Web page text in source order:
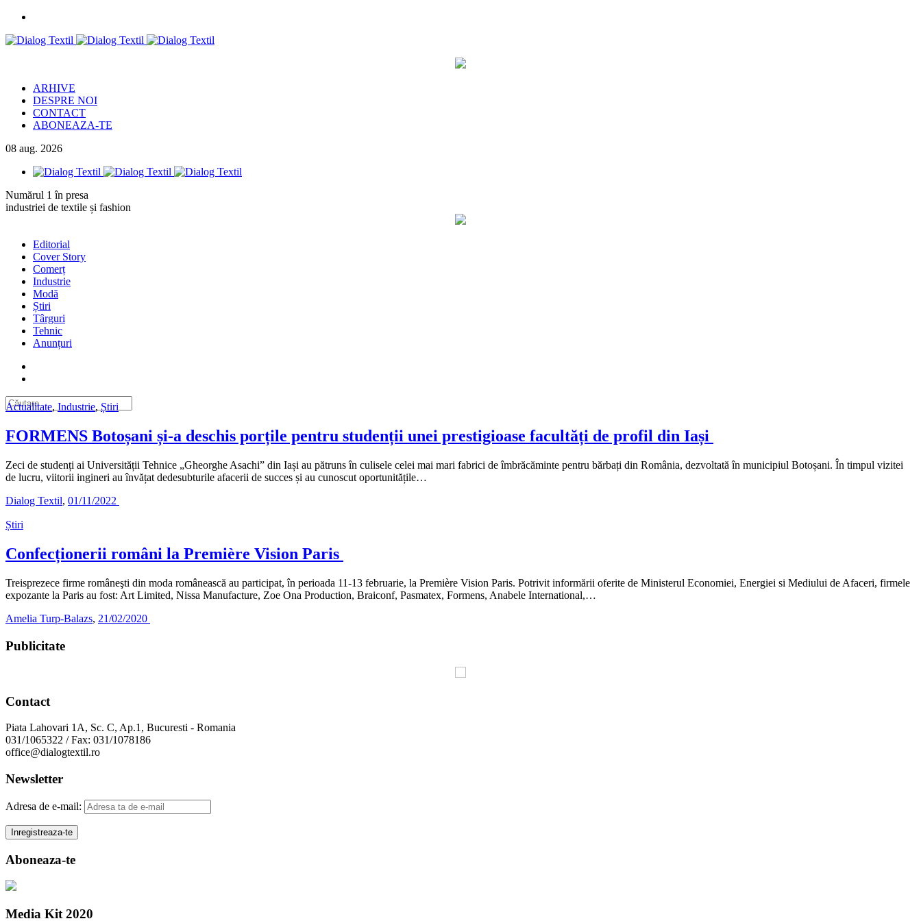
ARHIVE
DESPRE NOI
CONTACT
ABONEAZA-TE
08 aug. 2026
Numărul 1 în presa
industriei de textile și fashion
Editorial
Cover Story
Comerț
Industrie
Modă
Știri
Târguri
Tehnic
Anunțuri
Actualitate, Industrie, Știri
FORMENS Botoșani și-a deschis porțile pentru studenții unei prestigioase facultăți de profil din Iași
Zeci de studenți ai Universității Tehnice „Gheorghe Asachi” din Iași au pătruns în culisele celei mai mari fabrici de îmbrăcăminte pentru bărbați din România, dezvoltată în municipiul Botoșani. În timpul vizitei
de lucru, viitorii ingineri au învățat dedesubturile afacerii de succes și au cunoscut oportunitățile…
Dialog Textil, 01/11/2022
Știri
Confecționerii români la Première Vision Paris
Treisprezece firme româneşti din moda românească au participat, în perioada 11-13 februarie, la Première Vision Paris. Potrivit informării oferite de Ministerul Economiei, Energiei si Mediului de Afaceri, firmele
expozante la Paris au fost: Art Limited, Nissa Manufacture, Zoe Ona Production, Braiconf, Pasmatex, Formens, Anabele International,…
Amelia Turp-Balazs, 21/02/2020
Publicitate
Contact
Piata Lahovari 1A, Sc. C, Ap.1, Bucuresti - Romania
031/1065322 / Fax: 031/1078186
office@dialogtextil.ro
Newsletter
Adresa de e-mail:
Aboneaza-te
Media Kit 2020